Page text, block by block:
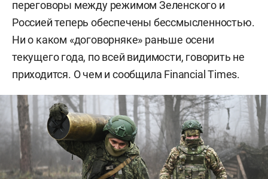
переговоры между режимом Зеленского и
Россией теперь обеспечены бессмысленностью.
Ни о каком «договорняке» раньше осени
текущего года, по всей видимости, говорить не
приходится. О чем и сообщила Financial Times.